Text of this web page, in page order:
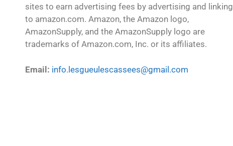
sites to earn advertising fees by advertising and linking
to amazon.com. Amazon, the Amazon logo,
AmazonSupply, and the AmazonSupply logo are
trademarks of Amazon.com, Inc. or its affiliates.
Email: info.lesgueulescassees@gmail.com